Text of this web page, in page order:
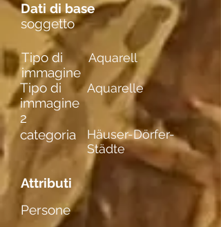
Dati di base
Tipo di
immagine
Aquarell
Tipo di
immagine
2
Aquarelle
categoria
Häuser-Dörfer-
Städte
Attributi
Persone
soggetto